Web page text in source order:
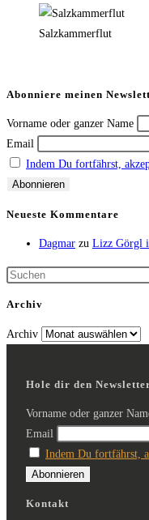
Salzkammerflut
Abonniere meinen
Vorname oder ganzer Name
Email
Indem Du fortfährst,
Neueste Kommentare
Dagmar zu Lizz Görgl
Archiv
Archiv
Hole dir den
Vorname oder ganzer
Email
Indem Du fortfährst,
Kontakt